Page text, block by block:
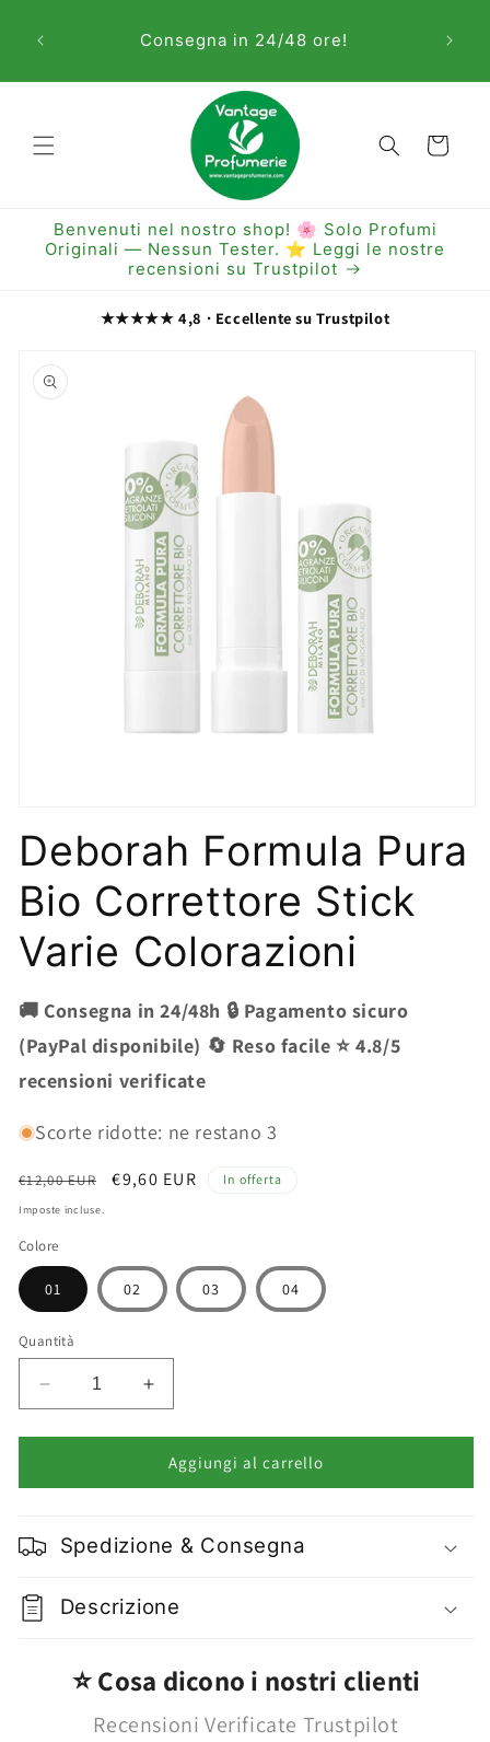
ai contenuti
Consegna in 24/48 ore!
Carrello
Benvenuti nel nostro shop! 🌸 Solo Profumi
Originali — Nessun Tester. ⭐ Leggi le nostre
recensioni su Trustpilot
★★★★★ 4,8 · Eccellente su Trustpilot
informazioni
sul prodotto
multimediali
1
finestra
modale
Deborah Formula Pura
Bio Correttore Stick
Varie Colorazioni
🚚 Consegna in 24/48h 🔒 Pagamento sicuro
(PayPal disponibile) 🔄 Reso facile ⭐ 4.8/5
recensioni verificate
Scorte ridotte: ne restano 3
Prezzo
di
€12,00 EUR
Prezzo
€9,60 EUR In offerta
Imposte incluse.
Colore
01 02 03 04
Quantità
Diminuisci
quantità
per
Formula
Correttore
Varie
Aumenta
quantità
per
Deborah
Formula
Correttore
Varie
Aggiungi al carrello
Spedizione & Consegna
Descrizione
⭐ Cosa dicono i nostri clienti
Recensioni Verificate Trustpilot